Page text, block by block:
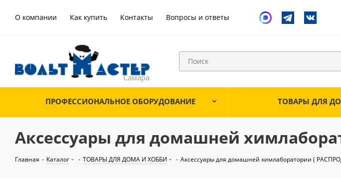
О компании Как купить Контакты Вопросы и ответы
ПРОФЕССИОНАЛЬНОЕ ОБОРУДОВАНИЕ ТОВАРЫ ДЛЯ
Аксессуары для домашней
Главная - Каталог - ТОВАРЫ ДЛЯ ДОМА И ХОББИ - Аксессуары для домашней химлаборатории (